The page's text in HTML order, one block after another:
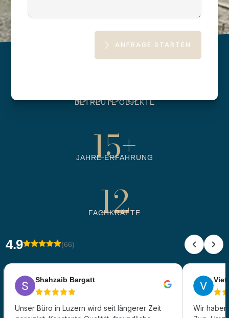
ANFRAGE STARTEN
6500+
BETREUTE OBJEKTE
15+
JAHRE ERFAHRUNG
12
FACHKRÄFTE
4.9 (66)
Shahzaib Bargatt
Unser Büro in Luzern wird seit längerer Zeit
Viet
Wir